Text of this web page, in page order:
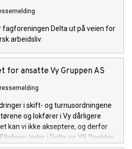
fagforeningen Delta ut på veien for
arbeidsliv.
for ansatte Vy Gruppen AS
i skift- og turnusordningene
og lokfører i Vy dårligere
kan vi ikke akseptere, og derfor
leder i Delta og YS Spekter.